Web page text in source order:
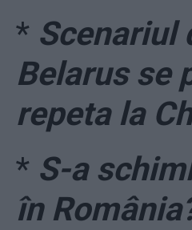
* Scenariul
Belarus se
repeta la
* S-a
în